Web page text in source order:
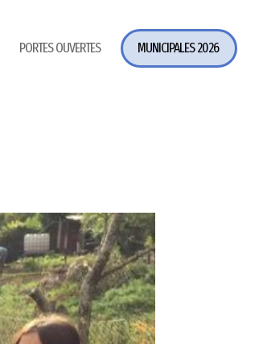
PORTES OUVERTES MUNICIPALES 2026